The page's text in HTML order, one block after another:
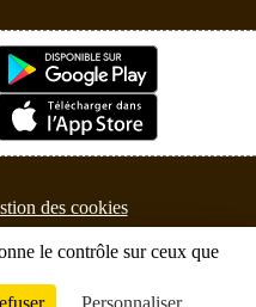
des cookies
le contrôle sur ceux que
Personnaliser